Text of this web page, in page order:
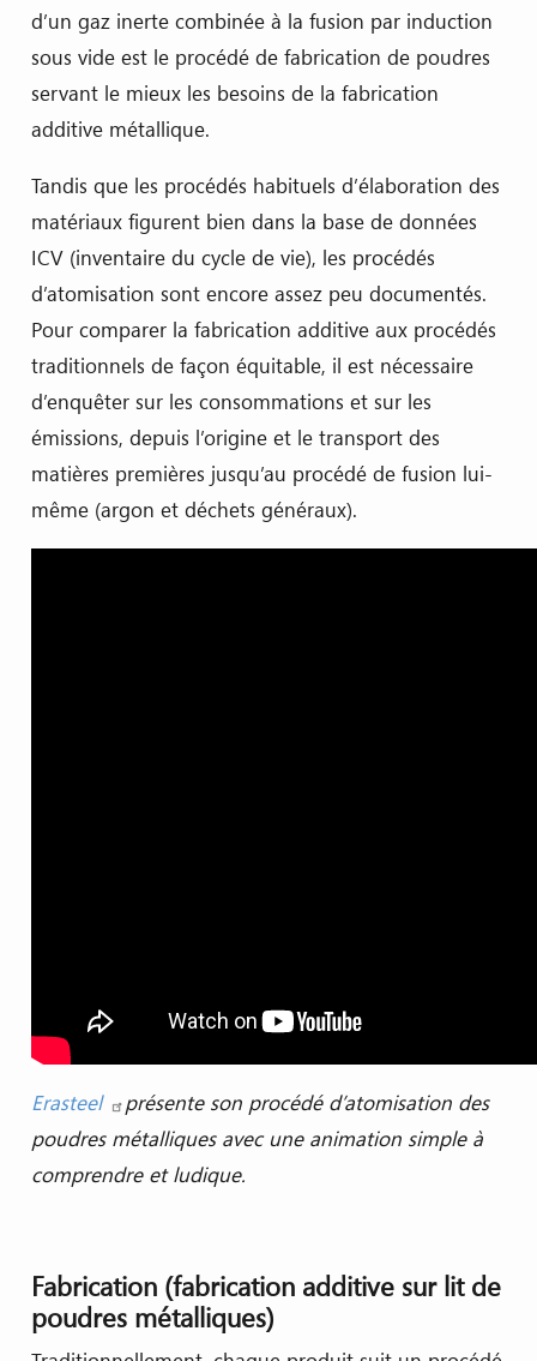
d’un gaz inerte combinée à la fusion par induction
sous vide est le procédé de fabrication de poudres
servant le mieux les besoins de la fabrication
additive métallique.
Tandis que les procédés habituels d’élaboration des
matériaux figurent bien dans la base de données
ICV (inventaire du cycle de vie), les procédés
d’atomisation sont encore assez peu documentés.
Pour comparer la fabrication additive aux procédés
traditionnels de façon équitable, il est nécessaire
d’enquêter sur les consommations et sur les
émissions, depuis l’origine et le transport des
matières premières jusqu’au procédé de fusion lui-
même (argon et déchets généraux).
Erasteel présente son procédé d’atomisation des
poudres métalliques avec une animation simple à
comprendre et ludique.
Fabrication (fabrication additive sur lit de
poudres métalliques)